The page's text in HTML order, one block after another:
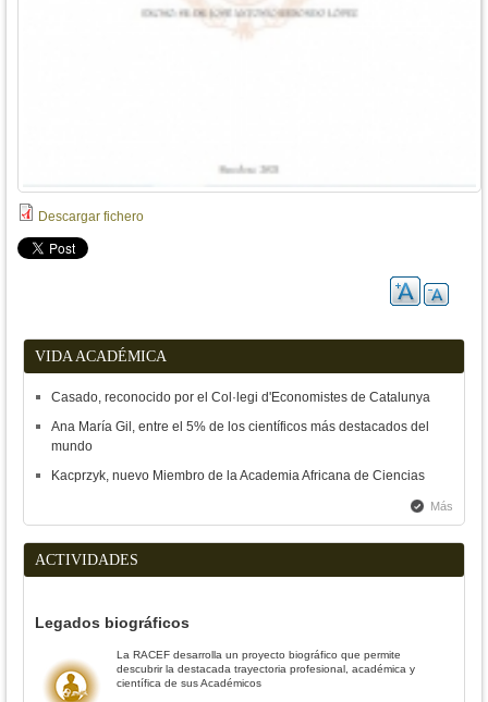
Descargar fichero
VIDA ACADÉMICA
Casado, reconocido por el Col·legi d'Economistes de Catalunya
Ana María Gil, entre el 5% de los científicos más destacados del
mundo
Kacprzyk, nuevo Miembro de la Academia Africana de Ciencias
Más
ACTIVIDADES
Legados biográficos
La RACEF desarrolla un proyecto biográfico que permite
descubrir la destacada trayectoria profesional, académica y
científica de sus Académicos